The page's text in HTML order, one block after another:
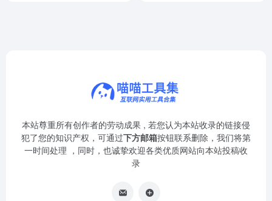
本站尊重所有创作者的劳动成果 , 若您认为本站收录的链接侵
犯了您的知识产权，可通过下方邮箱按钮联系删除，我们将第
一时间处理 ，同时，也诚挚欢迎各类优质网站向本站投稿收
录